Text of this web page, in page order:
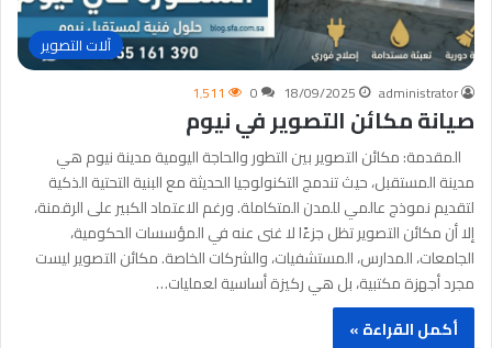
آلات التصوير
administrator
18/09/2025
0 1٬511
صيانة مكائن التصوير في نيوم
المقدمة: مكائن التصوير بين التطور والحاجة اليومية مدينة نيوم هي
مدينة المستقبل، حيث تندمج التكنولوجيا الحديثة مع البنية التحتية الذكية
لتقديم نموذج عالمي للمدن المتكاملة. ورغم الاعتماد الكبير على الرقمنة،
إلا أن مكائن التصوير تظل جزءًا لا غنى عنه في المؤسسات الحكومية،
الجامعات، المدارس، المستشفيات، والشركات الخاصة. مكائن التصوير ليست
مجرد أجهزة مكتبية، بل هي ركيزة أساسية لعمليات…
أكمل القراءة »